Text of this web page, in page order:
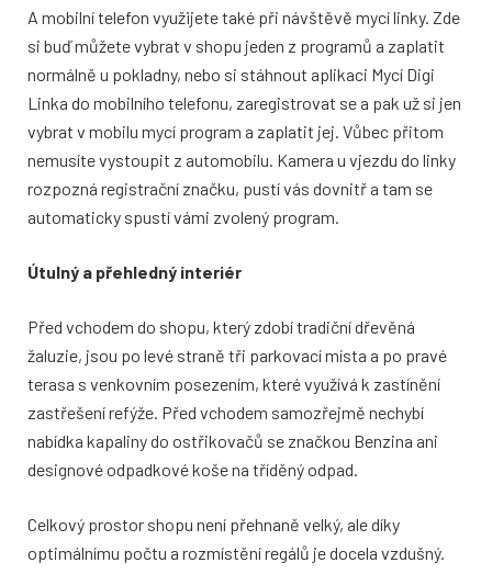
A mobilní telefon využijete také při návštěvě mycí linky. Zde
si buď můžete vybrat v shopu jeden z programů a zaplatit
normálně u pokladny, nebo si stáhnout aplikaci Mycí Digi
Linka do mobilního telefonu, zaregistrovat se a pak už si jen
vybrat v mobilu mycí program a zaplatit jej. Vůbec přitom
nemusíte vystoupit z automobilu. Kamera u vjezdu do linky
rozpozná registrační značku, pustí vás dovnitř a tam se
automaticky spustí vámi zvolený program.
Útulný a přehledný interiér
Před vchodem do shopu, který zdobí tradiční dřevěná
žaluzie, jsou po levé straně tři parkovací místa a po pravé
terasa s venkovním posezením, které využívá k zastínění
zastřešení refýže. Před vchodem samozřejmě nechybí
nabídka kapaliny do ostřikovačů se značkou Benzina ani
designové odpadkové koše na tříděný odpad.
Celkový prostor shopu není přehnaně velký, ale díky
optimálnímu počtu a rozmístění regálů je docela vzdušný.